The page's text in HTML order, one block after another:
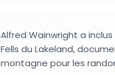
Alfred Wainwright a
Fells du Lakeland,
montagne pour les